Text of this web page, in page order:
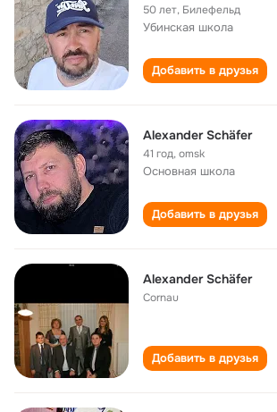
50 лет, Билефельд
Убинская школа
Добавить в друзья
Alexander Schäfer
41 год,omsk
Основная школа
Добавить в друзья
Alexander Schäfer
Cornau
Добавить в друзья